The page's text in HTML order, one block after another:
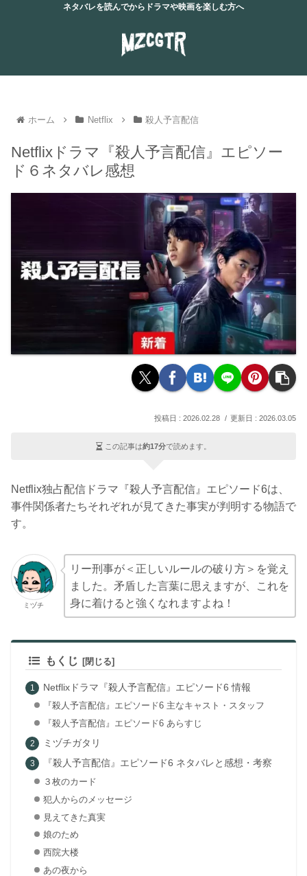
ネタバレを読んでからドラマや映画を楽しむ方へ
ホーム Netflix 殺人予言配信
Netflixドラマ『殺人予言配信』エピソー
ド６ネタバレ感想
2026.02.28 2026.03.05
この記事は約17分で読めます。
Netflix独占配信ドラマ『殺人予言配信』エピソード6は、
事件関係者たちそれぞれが見てきた事実が判明する物語で
す。
ミヅチ
リー刑事が＜正しいルールの破り方＞を覚え
ました。矛盾した言葉に思えますが、これを
身に着けると強くなれますよね！
もくじ
Netflixドラマ『殺人予言配信』エピソード6 情報
『殺人予言配信』エピソード6 主なキャスト・スタッフ
『殺人予言配信』エピソード6 あらすじ
ミヅチガタリ
『殺人予言配信』エピソード6 ネタバレと感想・考察
３枚のカード
犯人からのメッセージ
見えてきた真実
娘のため
西院大楼
あの夜から